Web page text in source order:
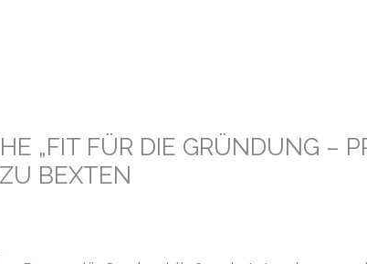
„FIT FÜR DIE GRÜNDUNG –
BEXTEN